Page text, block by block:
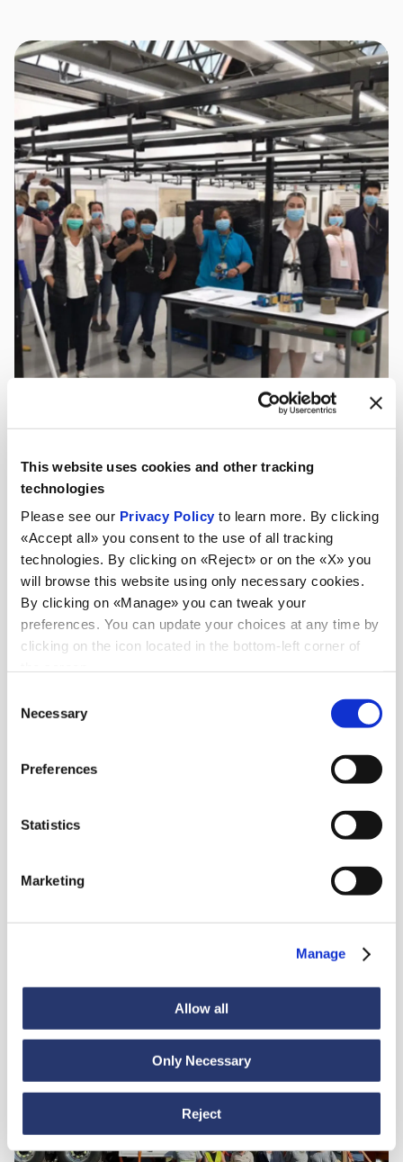
This website uses cookies and other tracking
technologies
Please see our Privacy Policy to learn more. By clicking
«Accept all» you consent to the use of all tracking
technologies. By clicking on «Reject» or on the «X» you
will browse this website using only necessary cookies.
By clicking on «Manage» you can tweak your
preferences. You can update your choices at any time by
clicking on the icon located in the bottom-left corner of
Selection
Necessary
Preferences
Statistics
Marketing
Manage
Allow all
Only Necessary
Reject
News
Guarda tutte le news
Dalla Turchia all'Ecuador: rotta sicura per i carichi